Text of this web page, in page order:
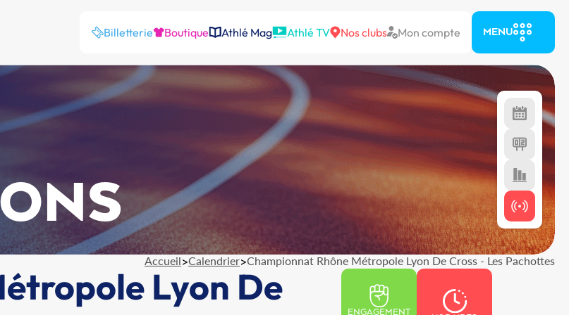
Billetterie Boutique Athlé Mag Athlé TV Nos clubs Mon compte MENU
Accueil>Calendrier>Championnat Rhône Métropole Lyon De Cross - Les Pachottes
Lyon De
ENGAGEMENT